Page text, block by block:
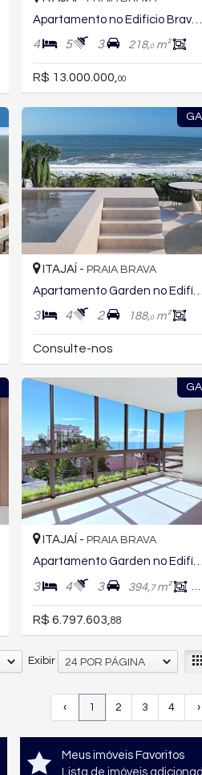
Apartamento no Edifício Brava Beach - Reserva Recife
4 5 3 218,0m²
R$ 13.000.000, 00
ITAJAÍ - PRAIA BRAVA
Apartamento Garden no Edifício Jade Ocean
3 4 2 188,0m²
Consulte-nos
ITAJAÍ - PRAIA BRAVA
Apartamento Garden no Edifício In Exclusive Home
3 4 3 394,7m²
R$ 6.797.603,88
Exibir 24 POR PÁGINA
‹ 1 2 3 4 ›
Meus imóveis Favoritos
Lista de imóveis